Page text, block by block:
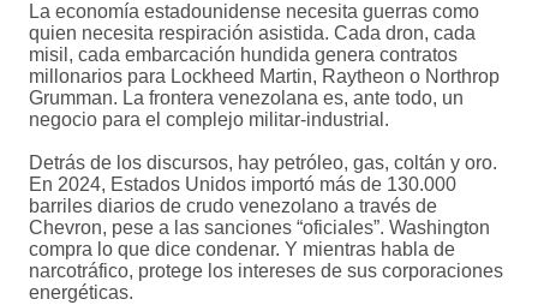
La economía estadounidense necesita guerras como
quien necesita respiración asistida. Cada dron, cada
misil, cada embarcación hundida genera contratos
millonarios para Lockheed Martin, Raytheon o Northrop
Grumman. La frontera venezolana es, ante todo, un
negocio para el complejo militar-industrial.
Detrás de los discursos, hay petróleo, gas, coltán y oro.
En 2024, Estados Unidos importó más de 130.000
barriles diarios de crudo venezolano a través de
Chevron, pese a las sanciones “oficiales”. Washington
compra lo que dice condenar. Y mientras habla de
narcotráfico, protege los intereses de sus corporaciones
energéticas.